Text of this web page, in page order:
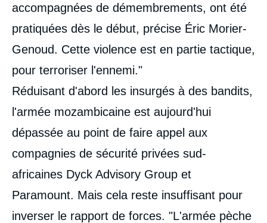
accompagnées de démembrements, ont été
pratiquées dès le début, précise Éric Morier-
Genoud. Cette violence est en partie tactique,
pour terroriser l'ennemi."
Réduisant d'abord les insurgés à des bandits,
l'armée mozambicaine est aujourd'hui
dépassée au point de faire appel aux
compagnies de sécurité privées sud-
africaines Dyck Advisory Group et
Paramount. Mais cela reste insuffisant pour
inverser le rapport de forces. "L'armée pèche